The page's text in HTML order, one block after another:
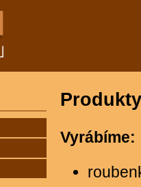
Produkty
Vyrábíme: